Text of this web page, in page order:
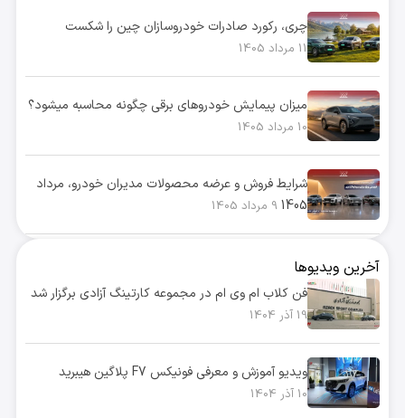
چری، رکورد صادرات خودروسازان چین را شکست
11 مرداد 1405
میزان پیمایش خودروهای برقی چگونه محاسبه میشود؟
10 مرداد 1405
شرایط فروش و عرضه محصولات مدیران خودرو، مرداد
1405 9 مرداد 1405
آخرین ویدیوها
فن کلاب ام وی ام در مجموعه کارتینگ آزادی برگزار شد
19 آذر 1404
ویدیو آموزش و معرفی فونیکس F7 پلاگین هیبرید
10 آذر 1404